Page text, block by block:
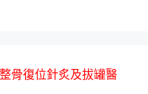
骨復位針炙及拔罐醫